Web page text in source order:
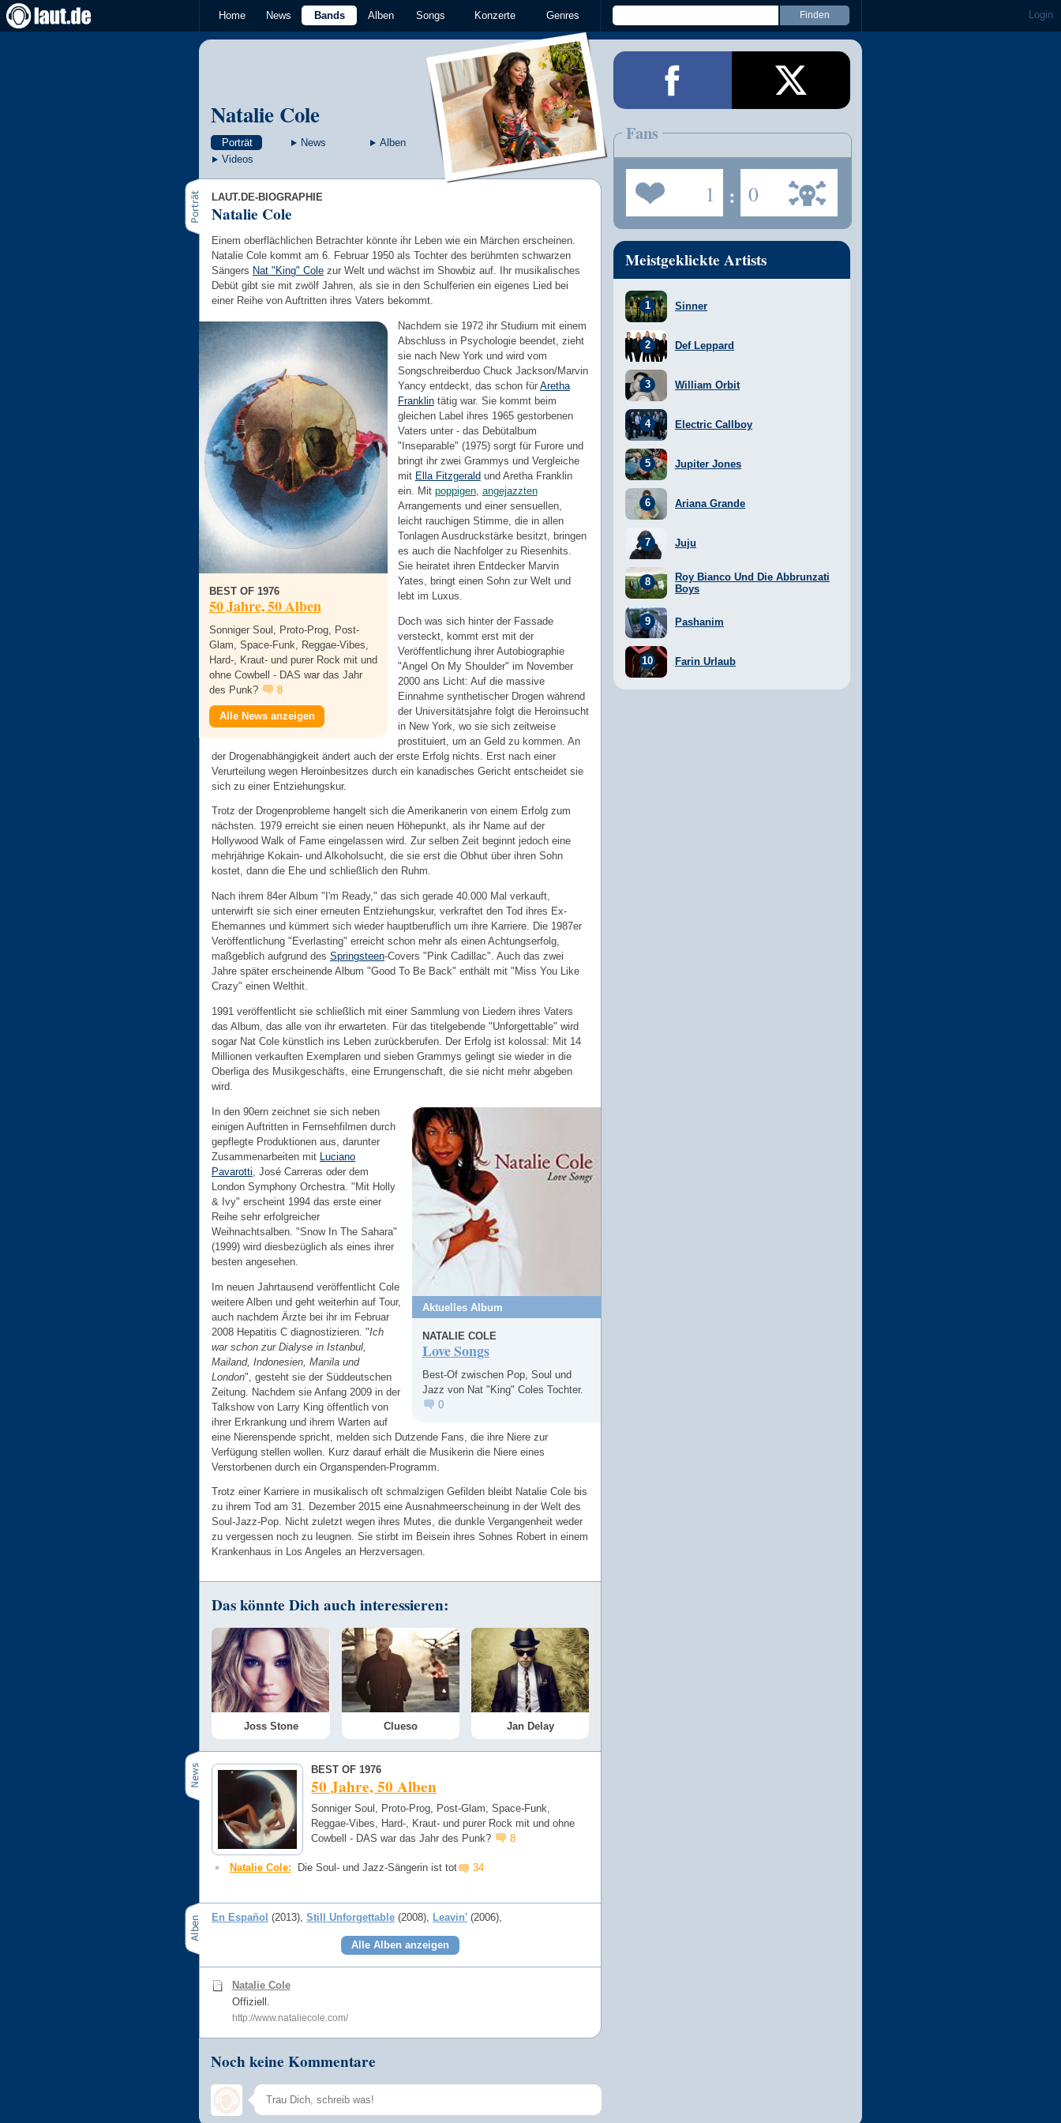
Home News Bands Alben Songs Konzerte Genres Login
Natalie Cole
Porträt News
Alben
Videos
LAUT.DE-BIOGRAPHIE
Natalie Cole
Einem oberflächlichen Betrachter könnte ihr Leben wie ein Märchen erscheinen.
Natalie Cole kommt am 6. Februar 1950 als Tochter des berühmten schwarzen
Sängers Nat "King" Cole zur Welt und wächst im Showbiz auf. Ihr musikalisches
Debüt gibt sie mit zwölf Jahren, als sie in den Schulferien ein eigenes Lied bei
einer Reihe von Auftritten ihres Vaters bekommt.
BEST OF 1976
50 Jahre, 50 Alben
Sonniger Soul, Proto-Prog, Post-
Glam, Space-Funk, Reggae-Vibes,
Hard-, Kraut- und purer Rock mit und
ohne Cowbell - DAS war das Jahr
des Punk?
8
Alle News anzeigen
Nachdem sie 1972 ihr Studium mit einem
Abschluss in Psychologie beendet, zieht
sie nach New York und wird vom
Songschreiberduo Chuck Jackson/Marvin
Yancy entdeckt, das schon für Aretha
Franklintätig war. Sie kommt beim
gleichen Label ihres 1965 gestorbenen
Vaters unter - das Debütalbum
"Inseparable" (1975) sorgt für Furore und
bringt ihr zwei Grammys und Vergleiche
mit Ella Fitzgerald und Aretha Franklin
ein. Mit poppigen, angejazzten
Arrangements und einer sensuellen,
leicht rauchigen Stimme, die in allen
Tonlagen Ausdruckstärke besitzt, bringen
es auch die Nachfolger zu Riesenhits.
Sie heiratet ihren Entdecker Marvin
Yates, bringt einen Sohn zur Welt und
lebt im Luxus.
Doch was sich hinter der Fassade
versteckt, kommt erst mit der
Veröffentlichung ihrer Autobiographie
"Angel On My Shoulder" im November
2000 ans Licht: Auf die massive
Einnahme synthetischer Drogen während
der Universitätsjahre folgt die Heroinsucht
in New York, wo sie sich zeitweise
prostituiert, um an Geld zu kommen. An
der Drogenabhängigkeit ändert auch der erste Erfolg nichts. Erst nach einer
Verurteilung wegen Heroinbesitzes durch ein kanadisches Gericht entscheidet sie
sich zu einer Entziehungskur.
Trotz der Drogenprobleme hangelt sich die Amerikanerin von einem Erfolg zum
nächsten. 1979 erreicht sie einen neuen Höhepunkt, als ihr Name auf der
Hollywood Walk of Fame eingelassen wird. Zur selben Zeit beginnt jedoch eine
mehrjährige Kokain- und Alkoholsucht, die sie erst die Obhut über ihren Sohn
kostet, dann die Ehe und schließlich den Ruhm.
Nach ihrem 84er Album "I'm Ready," das sich gerade 40.000 Mal verkauft,
unterwirft sie sich einer erneuten Entziehungskur, verkraftet den Tod ihres Ex-
Ehemannes und kümmert sich wieder hauptberuflich um ihre Karriere. Die 1987er
Veröffentlichung "Everlasting" erreicht schon mehr als einen Achtungserfolg,
maßgeblich aufgrund des Springsteen-Covers "Pink Cadillac". Auch das zwei
Jahre später erscheinende Album "Good To Be Back" enthält mit "Miss You Like
Crazy" einen Welthit.
1991 veröffentlicht sie schließlich mit einer Sammlung von Liedern ihres Vaters
das Album, das alle von ihr erwarteten. Für das titelgebende "Unforgettable" wird
sogar Nat Cole künstlich ins Leben zurückberufen. Der Erfolg ist kolossal: Mit 14
Millionen verkauften Exemplaren und sieben Grammys gelingt sie wieder in die
Oberliga des Musikgeschäfts, eine Errungenschaft, die sie nicht mehr abgeben
wird.
Aktuelles Album
NATALIE COLE
Love Songs
Best-Of zwischen Pop, Soul und
Jazz von Nat "King" Coles Tochter.
0
In den 90ern zeichnet sie sich neben
einigen Auftritten in Fernsehfilmen durch
gepflegte Produktionen aus, darunter
Zusammenarbeiten mit
Luciano
Pavarotti , José Carreras oder dem
London Symphony Orchestra. "Mit Holly
& Ivy" erscheint 1994 das erste einer
Reihe sehr erfolgreicher
Weihnachtsalben. "Snow In The Sahara"
(1999) wird diesbezüglich als eines ihrer
besten angesehen.
Im neuen Jahrtausend veröffentlicht Cole
weitere Alben und geht weiterhin auf Tour,
auch nachdem Ärzte bei ihr im Februar
2008 Hepatitis C diagnostizieren. "Ich
war schon zur Dialyse in Istanbul,
Mailand, Indonesien, Manila und
London", gesteht sie der Süddeutschen
Zeitung. Nachdem sie Anfang 2009 in der
Talkshow von Larry King öffentlich von
ihrer Erkrankung und ihrem Warten auf
eine Nierenspende spricht, melden sich Dutzende Fans, die ihre Niere zur
Verfügung stellen wollen. Kurz darauf erhält die Musikerin die Niere eines
Verstorbenen durch ein Organspenden-Programm.
Trotz einer Karriere in musikalisch oft schmalzigen Gefilden bleibt Natalie Cole bis
zu ihrem Tod am 31. Dezember 2015 eine Ausnahmeerscheinung in der Welt des
Soul-Jazz-Pop. Nicht zuletzt wegen ihres Mutes, die dunkle Vergangenheit weder
zu vergessen noch zu leugnen. Sie stirbt im Beisein ihres Sohnes Robert in einem
Krankenhaus in Los Angeles an Herzversagen.
Das könnte Dich auch interessieren:
Joss Stone Clueso Jan Delay
BEST OF 1976
50 Jahre, 50 Alben
Sonniger Soul, Proto-Prog, Post-Glam, Space-Funk,
Reggae-Vibes, Hard-, Kraut- und purer Rock mit und ohne
Cowbell - DAS war das Jahr des Punk?
8
Natalie Cole: Die Soul- und Jazz-Sängerin ist tot 34
En Español (2013) Still Unforgettable (2008) Leavin' (2006)
Alle Alben anzeigen
Natalie Cole
Offiziell.
http://www.nataliecole.com/
Noch keine Kommentare
Fans
1 : 0
Meistgeklickte Artists
Sinner
Def Leppard
William Orbit
Electric Callboy
Jupiter Jones
Ariana Grande
Juju
Roy Bianco Und Die Abbrunzati
Boys
Pashanim
Farin Urlaub